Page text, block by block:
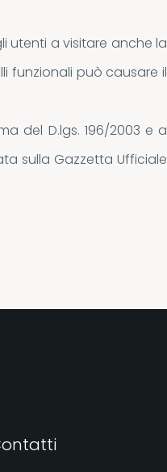
utenti a visitare anche la
funzionali può causare il
del D.lgs. 196/2003 e a
sulla Gazzetta Ufficiale